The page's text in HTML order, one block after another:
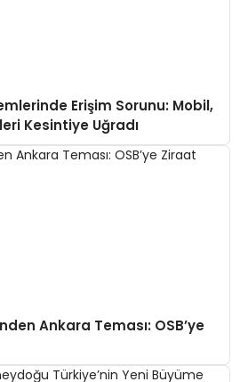
Erişim Sorunu: Mobil,
Kesintiye Uğradı
Ankara Teması: OSB’ye